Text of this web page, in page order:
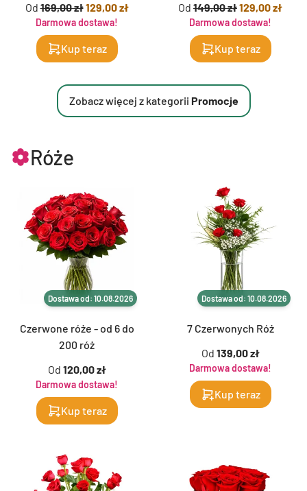
Od169,00 zł129,00 zł
Darmowa dostawa!
Kup teraz
Od 149,00 zł129,00 zł
Darmowa dostawa!
Kup teraz
Zobacz więcej z kategorii Promocje
Róże
Dostawa od: 10.08.2026
Czerwone róże - od 6 do
200 róż
Od 120,00 zł
Darmowa dostawa!
Kup teraz
Dostawa od: 10.08.2026
7 Czerwonych Róż
Od 139,00 zł
Darmowa dostawa!
Kup teraz